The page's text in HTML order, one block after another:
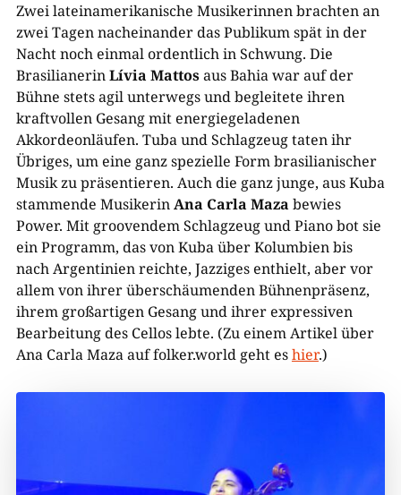
Zwei lateinamerikanische Musikerinnen brachten an
zwei Tagen nacheinander das Publikum spät in der
Nacht noch einmal ordentlich in Schwung. Die
BrasilianerinLívia Mattosaus Bahia war auf der
Bühne stets agil unterwegs und begleitete ihren
kraftvollen Gesang mit energiegeladenen
Akkordeonläufen. Tuba und Schlagzeug taten ihr
Übriges, um eine ganz spezielle Form brasilianischer
Musik zu präsentieren. Auch die ganz junge, aus Kuba
stammende MusikerinAna Carla Maza bewies
Power. Mit groovendem Schlagzeug und Piano bot sie
ein Programm, das von Kuba über Kolumbien bis
nach Argentinien reichte, Jazziges enthielt, aber vor
allem von ihrer überschäumenden Bühnenpräsenz,
ihrem großartigen Gesang und ihrer expressiven
Bearbeitung des Cellos lebte. (Zu einem Artikel über
Ana Carla Maza auf folker.world geht eshier.)